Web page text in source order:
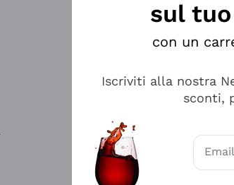
sul
con un
Iscriviti alla nostra
sconti,
Email